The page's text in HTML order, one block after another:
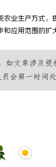
业生产方式，
应用范围的
视体验之旅